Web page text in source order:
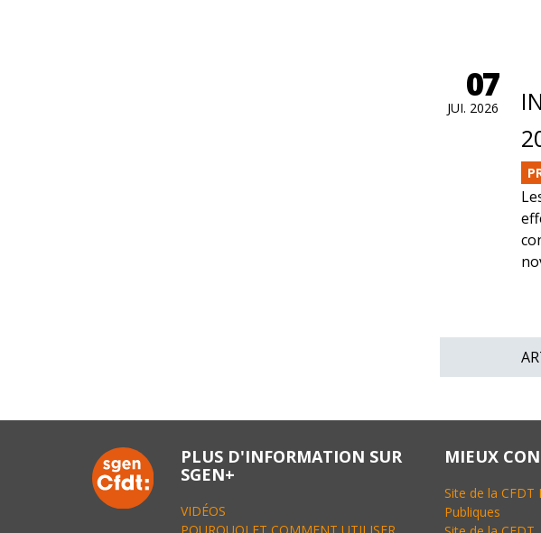
07
JUI. 2026
PLUS D'INFORMATION SUR
SGEN+
VIDÉOS
MIEUX
Site de la
Publiques